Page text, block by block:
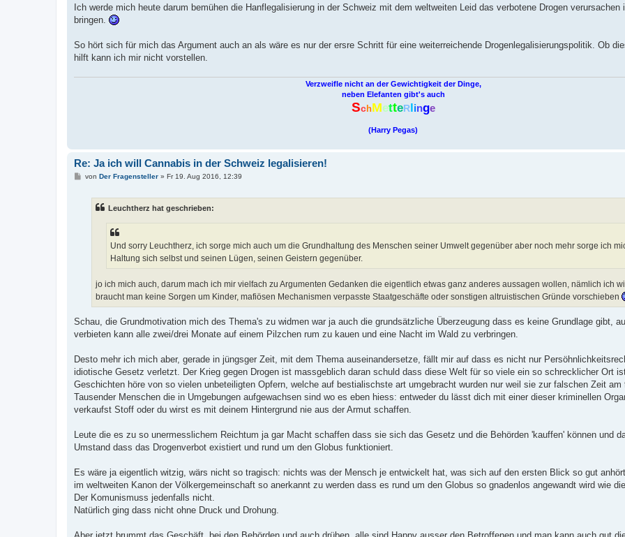
Ich werde mich heute darum bemühen die Hanflegalisierung in der Schweiz mit dem weltweiten Leid das verbotene Drogen verursachen
bringen.
So hört sich für mich das Argument auch an als wäre es nur der ersre Schritt für eine weiterreichende Drogenlegalisierungspolitik. Ob
hilft kann ich mir nicht vorstellen.
Verzweifle nicht an der Gewichtigkeit der Dinge,
neben Elefanten gibt's auch
SchMetteRlinge
(Harry Pegas)
Re: Ja ich will Cannabis in der Schweiz legalisieren!
Bvon Der Fragensteller» Fr 19. Aug 2016, 12:39
Leuchtherz hat geschrieben:
Und sorry Leuchtherz, ich sorge mich auch um die Grundhaltung des Menschen seiner Umwelt gegenüber aber noch mehr sorge ich
Haltung sich selbst und seinen Lügen, seinen Geistern gegenüber.
jo ich mich auch, darum mach ich mir vielfach zu Argumenten Gedanken die eigentlich etwas ganz anderes aussagen wollen, nämlich ich
braucht man keine Sorgen um Kinder, mafiösen Mechanismen verpasste Staatgeschäfte oder sonstigen altruistischen Gründe vorschieben
Schau, die Grundmotivation mich des Thema's zu widmen war ja auch die grundsätzliche Überzeugung dass es keine Grundlage gibt,
verbieten kann alle zwei/drei Monate auf einem Pilzchen rum zu kauen und eine Nacht im Wald zu verbringen.
Desto mehr ich mich aber, gerade in jüngsger Zeit, mit dem Thema auseinandersetze, fällt mir auf dass es nicht nur
idiotische Gesetz verletzt. Der Krieg gegen Drogen ist massgeblich daran schuld dass diese Welt für so viele ein so schrecklicher Ort
Geschichten höre von so vielen unbeteiligten Opfern, welche auf bestialischste art umgebracht wurden nur weil sie zur falschen Zeit am
Tausender Menschen die in Umgebungen aufgewachsen sind wo es eben hiess: entweder du lässt dich mit einer dieser kriminellen
verkaufst Stoff oder du wirst es mit deinem Hintergrund nie aus der Armut schaffen.
Leute die es zu so unermesslichem Reichtum ja gar Macht schaffen dass sie sich das Gesetz und die Behörden 'kauffen' können und
Umstand dass das Drogenverbot existiert und rund um den Globus funktioniert.
Es wäre ja eigentlich witzig, wärs nicht so tragisch: nichts was der Mensch je entwickelt hat, was sich auf den ersten Blick so gut
im weltweiten Kanon der Völkergemeinschaft so anerkannt zu werden dass es rund um den Globus so gnadenlos angewandt wird wie
Der Komunismuss jedenfalls nicht.
Natürlich ging dass nicht ohne Druck und Drohung.